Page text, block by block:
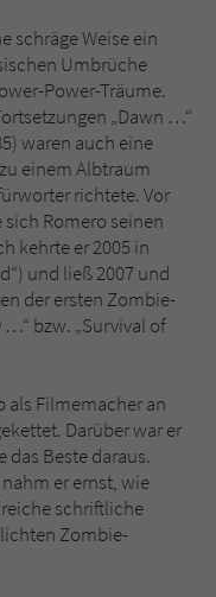
schräge Weise ein
Umbrüche
Power-Träume.
„Dawn …“
waren auch eine
einem Albtraum
richtete. Vor
Romero seinen
kehrte er 2005 in
und ließ 2007 und
der ersten Zombie-
bzw. „Survival of
als Filmemacher an
Darüber war er
Beste daraus.
er ernst, wie
schriftliche
Zombie-